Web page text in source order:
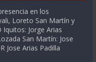
en los
Loreto San Martín y
Iquitos: Jorge Arias
San Martín: Jose
Jose Arias Padilla